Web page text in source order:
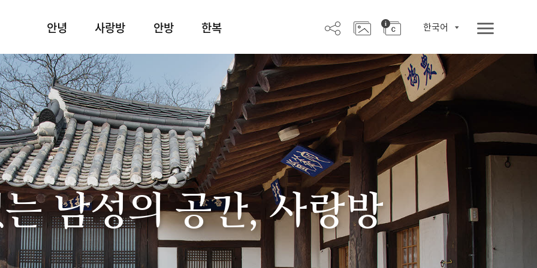
안녕 사랑방 안방 한복 한국어
남성의 공간, 사랑방